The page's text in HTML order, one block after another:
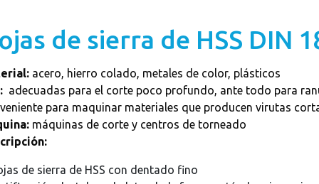
de sierra de HSS DIN
acero, hierro colado, metales de color, plásticos
adecuadas para el corte poco profundo, ante todo para
para maquinar materiales que producen virutas
máquinas de corte y centros de torneado
de sierra de HSS con dentado fino